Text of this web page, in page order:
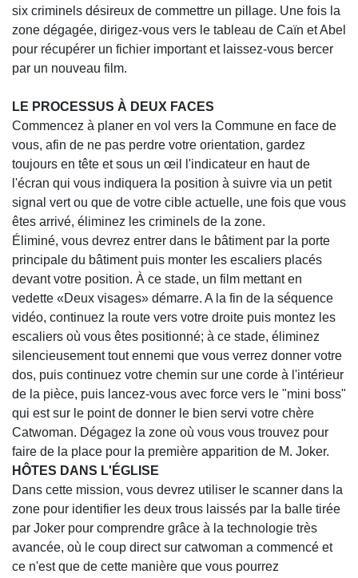
six criminels désireux de commettre un pillage. Une fois la
zone dégagée, dirigez-vous vers le tableau de Caïn et Abel
pour récupérer un fichier important et laissez-vous bercer
par un nouveau film.
LE PROCESSUS À DEUX FACES
Commencez à planer en vol vers la Commune en face de
vous, afin de ne pas perdre votre orientation, gardez
toujours en tête et sous un œil l'indicateur en haut de
l'écran qui vous indiquera la position à suivre via un petit
signal vert ou que de votre cible actuelle, une fois que vous
êtes arrivé, éliminez les criminels de la zone.
Éliminé, vous devrez entrer dans le bâtiment par la porte
principale du bâtiment puis monter les escaliers placés
devant votre position. À ce stade, un film mettant en
vedette «Deux visages» démarre. A la fin de la séquence
vidéo, continuez la route vers votre droite puis montez les
escaliers où vous êtes positionné; à ce stade, éliminez
silencieusement tout ennemi que vous verrez donner votre
dos, puis continuez votre chemin sur une corde à l'intérieur
de la pièce, puis lancez-vous avec force vers le "mini boss"
qui est sur le point de donner le bien servi votre chère
Catwoman. Dégagez la zone où vous vous trouvez pour
faire de la place pour la première apparition de M. Joker.
HÔTES DANS L'ÉGLISE
Dans cette mission, vous devrez utiliser le scanner dans la
zone pour identifier les deux trous laissés par la balle tirée
par Joker pour comprendre grâce à la technologie très
avancée, où le coup direct sur catwoman a commencé et
ce n'est que de cette manière que vous pourrez